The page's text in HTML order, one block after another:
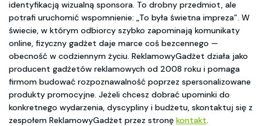
identyfikacją wizualną sponsora. To drobny przedmiot, ale
potrafi uruchomić wspomnienie: „To była świetna impreza”. W
świecie, w którym odbiorcy szybko zapominają komunikaty
online, fizyczny gadżet daje marce coś bezcennego —
obecność w codziennym życiu. ReklamowyGadżet działa jako
producent gadżetów reklamowych od 2008 roku i pomaga
firmom budować rozpoznawalność poprzez spersonalizowane
produkty promocyjne. Jeżeli chcesz dobrać upominki do
konkretnego wydarzenia, dyscypliny i budżetu, skontaktuj się z
zespołem ReklamowyGadżet przez stronę kontakt.